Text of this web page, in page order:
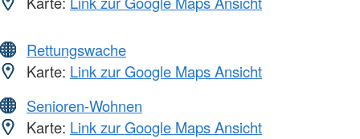
Rettungswache
Karte: Link zur Google Maps Ansicht
Senioren-Wohnen
Karte: Link zur Google Maps Ansicht